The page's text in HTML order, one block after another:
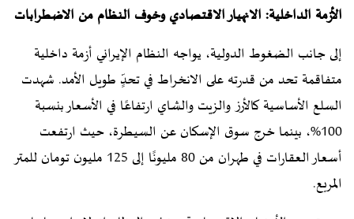
الأزمة الداخلية: الانهيار الاقتصادي وخوف النظام من الاضطرابات
إلى جانب الضغوط الدولية، يواجه النظام الإيراني أزمة داخلية
متفاقمة تحد من قدرته على الانخراط في تحدٍّ طويل الأمد. شهدت
السلع الأساسية كالأرز والزيت والشاي ارتفاعًا في الأسعار بنسبة
100%، بينما خرج سوق الإسكان عن السيطرة، حيث ارتفعت
أسعار العقارات في طهران من 80 مليونًا إلى 125 مليون تومان للمتر
المربع.